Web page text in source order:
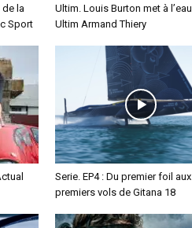
de la
Sport
Ultim. Louis Burton met à
Ultim Armand Thiery
Serie. EP4 : Du premier foil aux
premiers vols de Gitana 18